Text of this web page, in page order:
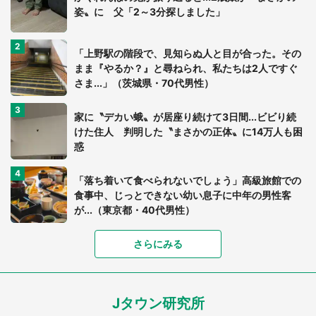
姿〟に 父「2～3分探しました」
「上野駅の階段で、見知らぬ人と目が合った。その
まま『やるか？』と尋ねられ、私たちは2人ですぐ
さま...」（茨城県・70代男性）
家に〝デカい蛾〟が居座り続けて3日間...ビビり続
けた住人 判明した〝まさかの正体〟に14万人も困
惑
「落ち着いて食べられないでしょう」高級旅館での
食事中、じっとできない幼い息子に中年の男性客
が...（東京都・40代男性）
「富豪すぎ」1歳息子の〝店頭駄々こね〟の内容に1.
7万人驚がく 「お菓子売り場ならまだしも...」「ハ
ードル高い」
さらにみる
Jタウン研究所